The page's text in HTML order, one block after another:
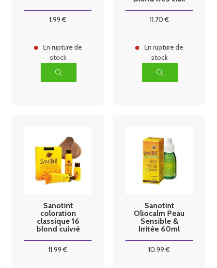
1.99 €
En rupture de
stock
11.70€
En rupture de
stock
Sanotint
coloration
classique 16
blond cuivré
11.99 €
Sanotint
Oliocalm Peau
Sensible &
Irritée 60ml
10.99 €